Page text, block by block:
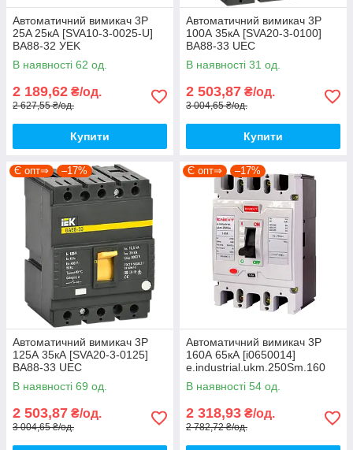
Автоматичний вимикач 3P
25A 25кА [SVA10-3-0025-U]
ВА88-32 УEK
В наявності 62 од.
2 189,62 ₴/од.
2 627,55 ₴/од.
Купити
Автоматичний вимикач 3Р
100А 35кА [SVA20-3-0100]
ВА88-33 UEC
В наявності 31 од.
2 503,87 ₴/од.
3 004,65 ₴/од.
Купити
Є опт⇒ –17%
Автоматичний вимикач 3Р
125А 35кА [SVA20-3-0125]
ВА88-33 UEC
В наявності 69 од.
2 503,87 ₴/од.
3 004,65 ₴/од.
Є опт⇒ –17%
Автоматичний вимикач 3Р
160А 65кА [i0650014]
e.industrial.ukm.250Sm.160
E.NEXT
В наявності 54 од.
2 318,93 ₴/од.
2 782,72 ₴/од.